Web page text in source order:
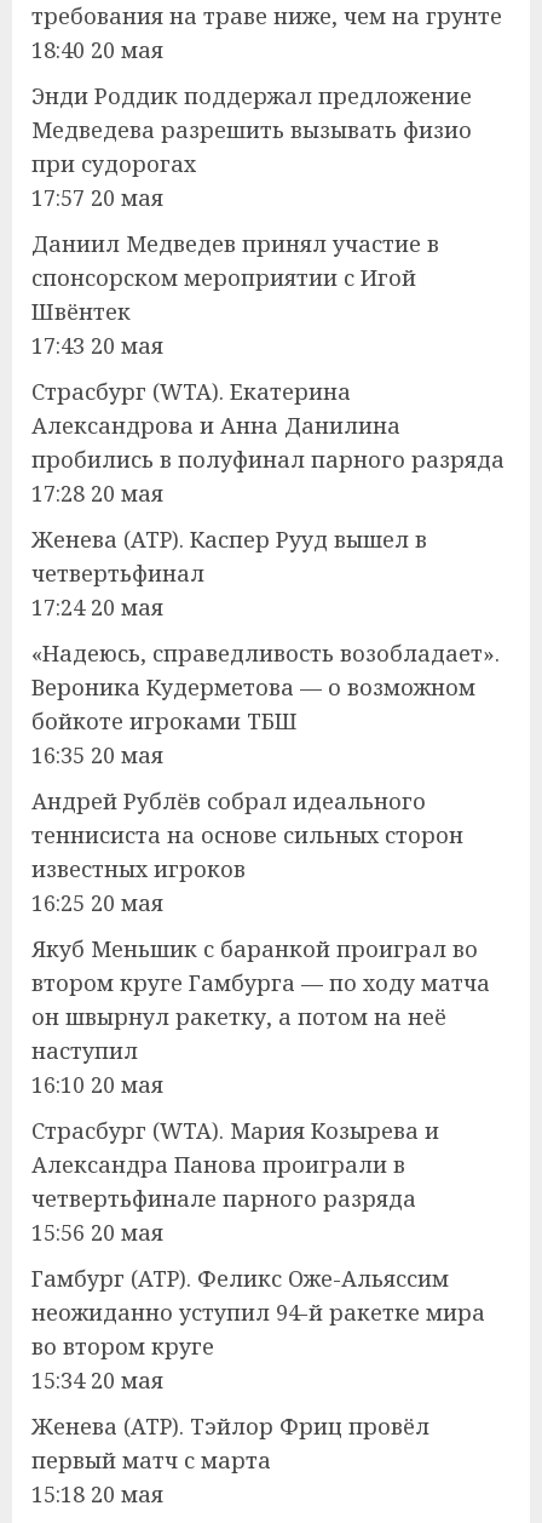
требования на траве ниже, чем на грунте
18:40 20 мая
Энди Роддик поддержал предложение
Медведева разрешить вызывать физио
при судорогах
17:57 20 мая
Даниил Медведев принял участие в
спонсорском мероприятии с Игой
Швёнтек
17:43 20 мая
Страсбург (WTA). Екатерина
Александрова и Анна Данилина
пробились в полуфинал парного разряда
17:28 20 мая
Женева (ATP). Каспер Рууд вышел в
четвертьфинал
17:24 20 мая
«Надеюсь, справедливость возобладает».
Вероника Кудерметова — о возможном
бойкоте игроками ТБШ
16:35 20 мая
Андрей Рублёв собрал идеального
теннисиста на основе сильных сторон
известных игроков
16:25 20 мая
Якуб Меньшик с баранкой проиграл во
втором круге Гамбурга — по ходу матча
он швырнул ракетку, а потом на неё
наступил
16:10 20 мая
Страсбург (WTA). Мария Козырева и
Александра Панова проиграли в
четвертьфинале парного разряда
15:56 20 мая
Гамбург (ATP). Феликс Оже-Альяссим
неожиданно уступил 94-й ракетке мира
во втором круге
15:34 20 мая
Женева (ATP). Тэйлор Фриц провёл
первый матч с марта
15:18 20 мая